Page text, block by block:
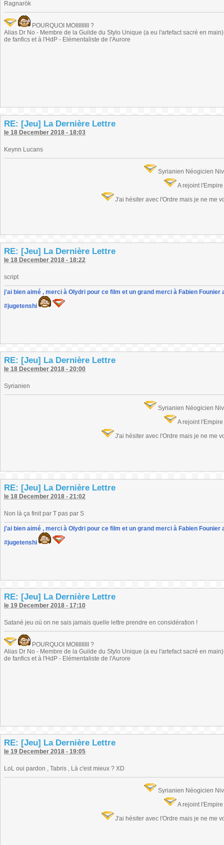
Ragnarök
POURQUOI MOIIIIIIIII ?
Alias Dr No - Membre de la Guilde du Stylo Unique (a eu l'artefact sacré en
de fanfics et à l'HdP - Elémentaliste de l'Aurore
RE: [Jeu] La Dernière Lettre
le 18 December 2018 - 18:03
Keynn Lucans
Syrianien Néogicien
A rejoint l'Empire
J'ai hésiter avec l'Ordre mais je ne me
RE: [Jeu] La Dernière Lettre
le 18 December 2018 - 18:22
script
j'ai bien aimé , merci à Olydri pour ce film et un grand merci à Fabien
#jugetenshi
RE: [Jeu] La Dernière Lettre
le 18 December 2018 - 20:00
Syrianien
Syrianien Néogicien
A rejoint l'Empire
J'ai hésiter avec l'Ordre mais je ne me
RE: [Jeu] La Dernière Lettre
le 18 December 2018 - 21:02
Non là ça finit par T pas par S
j'ai bien aimé , merci à Olydri pour ce film et un grand merci à Fabien
#jugetenshi
RE: [Jeu] La Dernière Lettre
le 19 December 2018 - 17:10
Satané jeu où on ne sais jamais quelle lettre prendre en considération !
POURQUOI MOIIIIIIIII ?
Alias Dr No - Membre de la Guilde du Stylo Unique (a eu l'artefact sacré en
de fanfics et à l'HdP - Elémentaliste de l'Aurore
RE: [Jeu] La Dernière Lettre
le 19 December 2018 - 19:05
LoL oui pardon , Tabris , Là c'est mieux ? XD
Syrianien Néogicien
A rejoint l'Empire
J'ai hésiter avec l'Ordre mais je ne me